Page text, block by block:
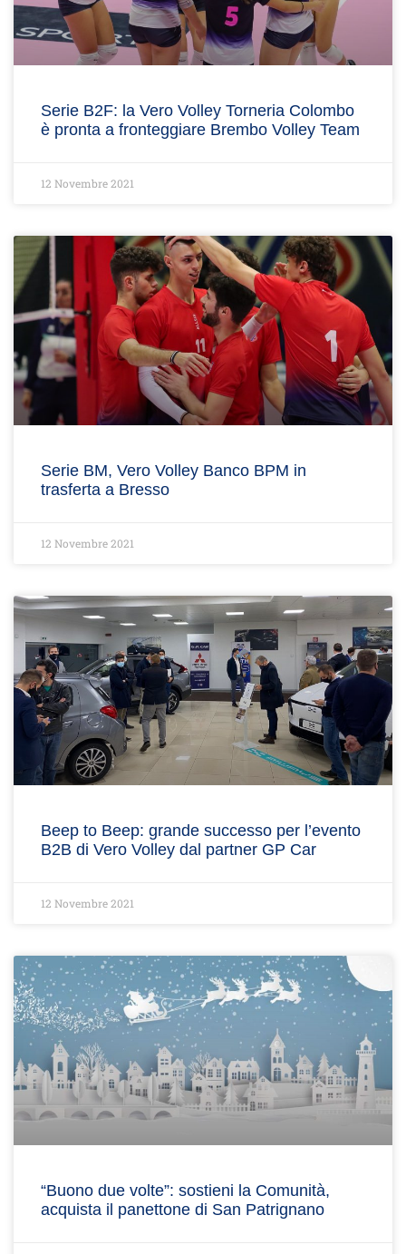
Serie B2F: la Vero Volley Torneria Colombo
è pronta a fronteggiare Brembo Volley Team
12 Novembre 2021
Serie BM, Vero Volley Banco BPM in
trasferta a Bresso
12 Novembre 2021
Beep to Beep: grande successo per l’evento
B2B di Vero Volley dal partner GP Car
12 Novembre 2021
“Buono due volte”: sostieni la Comunità,
acquista il panettone di San Patrignano